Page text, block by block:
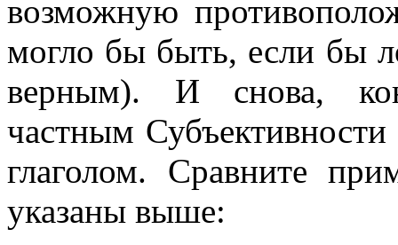
возможную
могло бы быть, если бы
верным). И снова,
частным
глаголом. Сравните
указаны выше: